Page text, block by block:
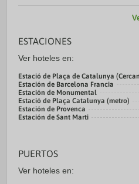
ESTACIONES
Ver hoteles en:
Estació de Plaça de Catalunya
Estación de Barcelona Francia
Estación de Monumental
Estació de Plaça Catalunya (metro)
Estación de Provenca
Estación de Sant Marti
PUERTOS
Ver hoteles en: